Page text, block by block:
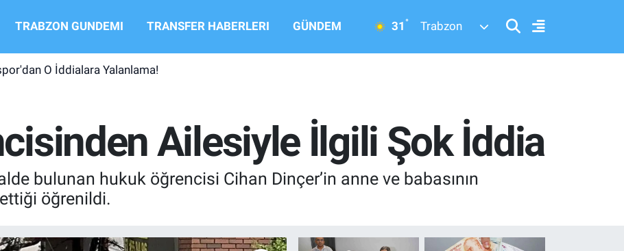
TRABZON GUNDEMI TRANSFER HABERLERI GÜNDEM 31 ° Trabzon
O İddialara Yalanlama!
Ailesiyle İlgili Şok İddia
bulunan hukuk öğrencisi Cihan Dinçer’in anne ve babasının
öğrenildi.